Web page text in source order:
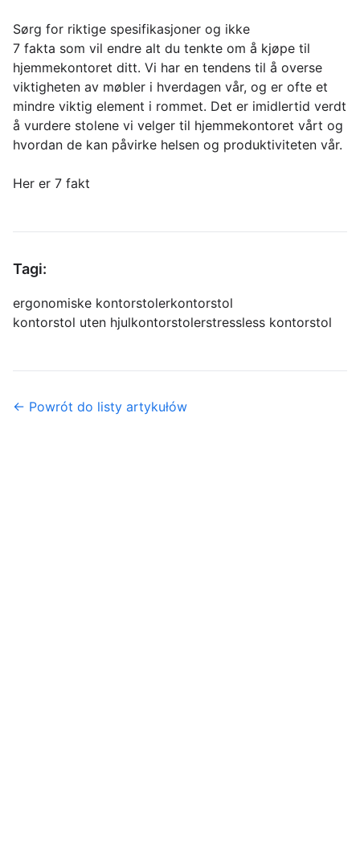
Sørg for riktige spesifikasjoner og ikke
7 fakta som vil endre alt du tenkte om å kjøpe til
hjemmekontoret ditt. Vi har en tendens til å overse
viktigheten av møbler i hverdagen vår, og er ofte et
mindre viktig element i rommet. Det er imidlertid verdt
å vurdere stolene vi velger til hjemmekontoret vårt og
hvordan de kan påvirke helsen og produktiviteten vår.
Her er 7 fakt
Tagi:
ergonomiske kontorstolerkontorstol
kontorstol uten hjulkontorstolerstressless kontorstol
← Powrót do listy artykułów